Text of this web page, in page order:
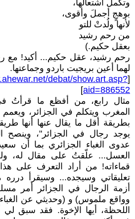
وتكملُ اشتعالها،
بوهجٍ أجملَ وأقوى،
لأنها ولُدتْ للتو
من رحم رشيد
بعقل حكيم.)
رحم رشيد، عقل حكيم... أكيد! مع
لهما أعين بريجيت باردو وجماعتها.
[
debat/show.art.asp?
aid=886552
]
مثال رابع، من أفظع ما قرأتُ
المغرب ويتكلم في الجزائر،
بطريقة أقل ما يقال عنها أنها
يوجد رجال في الجزائر"، وينصح
عدوى الغباء الجزائري بما أن
العسل... علّقتُ على مقال له،
قماءاته! من أراد التعرف على هذا
تعليقاتي وسيجده... وسيقرأ درره
أزمة الرجال في الجزائر أمر
وواقع ملموس) و (وحديثي عن
اللحظة، أيها الإخوة. فقد سبق